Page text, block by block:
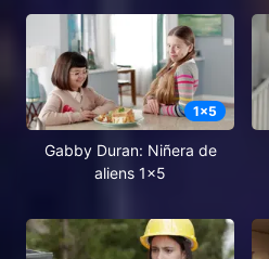
1x5
Gabby Duran: Niñera de
aliens 1x5